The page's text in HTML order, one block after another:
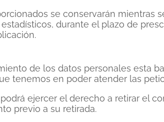
se conservarán mientras
durante el plazo de
de los datos personales esta
tenemos en poder atender las
ejercer el derecho a retirar el
previo a su retirada.